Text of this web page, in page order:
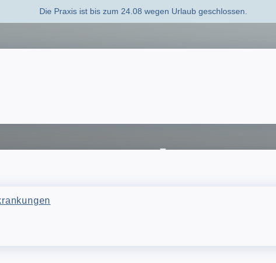
Die Praxis ist bis zum 24.08 wegen Urlaub geschlossen.